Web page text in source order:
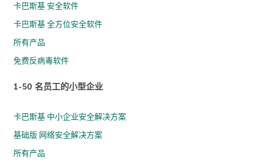
卡巴斯基 安全软件
卡巴斯基 全方位安全软件
所有产品
免费反病毒软件
1-50 名员工的小型企业
卡巴斯基 中小企业安全解决方案
基础版 网络安全解决方案
所有产品